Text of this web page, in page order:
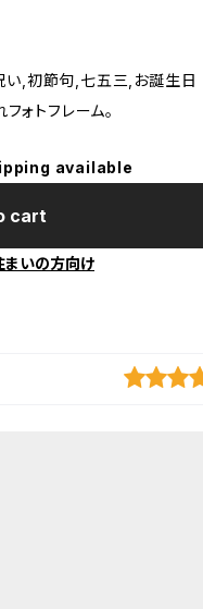
,初節句,七五三,お誕生日
ォトフレーム。
available
cart
まいの方向け